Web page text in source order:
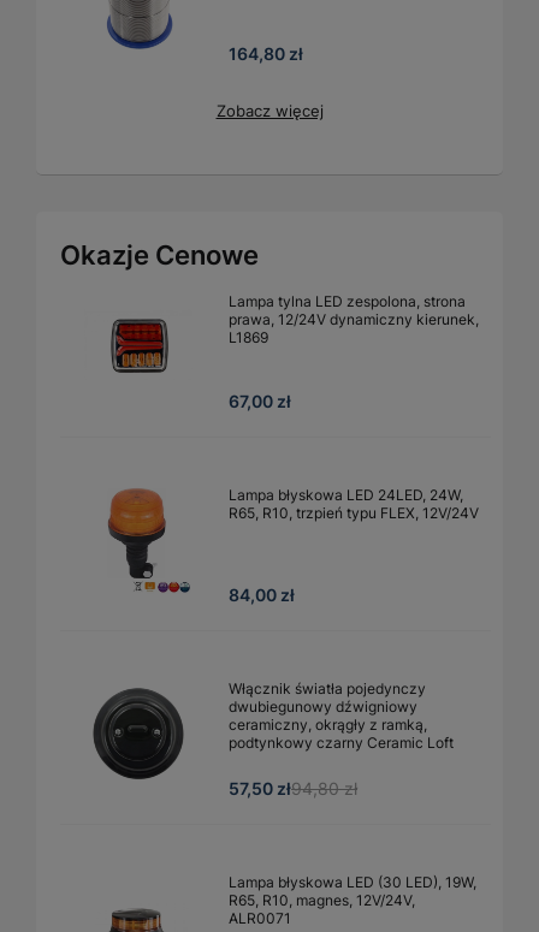
164,80 zł
Zobacz więcej
Okazje Cenowe
Lampa tylna LED zespolona, strona
prawa, 12/24V dynamiczny kierunek,
L1869
67,00 zł
Lampa błyskowa LED 24LED, 24W,
R65, R10, trzpień typu FLEX, 12V/24V
84,00 zł
Włącznik światła pojedynczy
dwubiegunowy dźwigniowy
ceramiczny, okrągły z ramką,
podtynkowy czarny Ceramic Loft
57,50 zł94,80 zł
Lampa błyskowa LED (30 LED), 19W,
R65, R10, magnes, 12V/24V,
ALR0071